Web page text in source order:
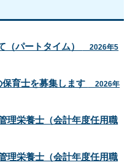
（パートタイム） 2026年5
保育士を募集します 2026年
理栄養士（会計年度任用職
理栄養士（会計年度任用職